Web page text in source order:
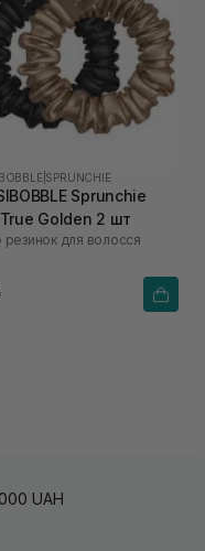
SPRUNCHIE
Sprunchie
Golden 2 шт
резинок для волосся
UAH